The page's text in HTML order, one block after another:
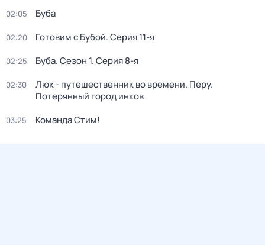
02:05 Буба
02:20 Готовим с Бубой. Серия 11-я
02:25 Буба. Сезон 1. Серия 8-я
02:30
Люк - путешественник во времени. Перу.
Потерянный город инков
03:25 Команда Стим!